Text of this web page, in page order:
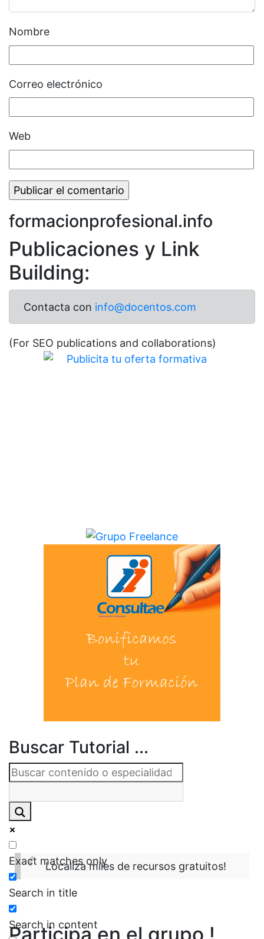
Nombre
Correo electrónico
Web
formacionprofesional.info
Publicaciones y Link
Building:
Contacta con info@docentos.com
(For SEO publications and collaborations)
Buscar Tutorial ...
Exact matches only
Search in title
Search in content
Localiza miles de recursos gratuitos!